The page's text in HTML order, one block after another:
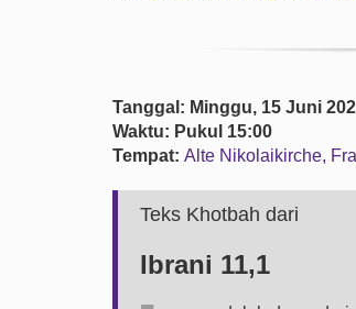
Tanggal: Minggu, 15 Juni
Waktu: Pukul 15:00
Tempat: Alte Nikolaikirche,
Teks Khotbah dari
Ibrani 11,1